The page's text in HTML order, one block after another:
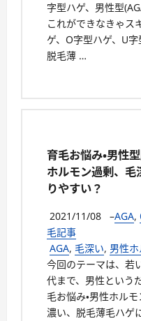
字型ハゲ、男性型
これができなきゃス
ゲ、O字型ハゲ、U字
脱毛薄 …
育毛お悩み・男性
ホルモン過剰、毛
りやすい？
2021/11/08 –AGA,
毛記事
AGA, 毛深い, 男性
今回のテーマは、若
代まで、男性という
毛お悩み・男性ホル
濃い、脱毛薄毛ハゲ